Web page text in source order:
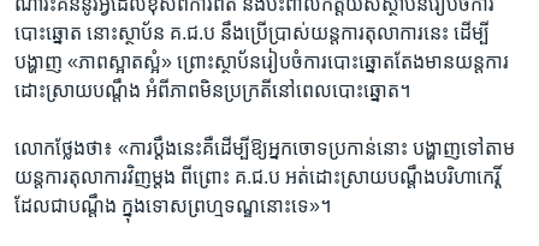
បោះឆ្នោត ​នោះ​ស្ថាប័​ន ​គ.ជ.ប នឹង​ប្រើ​ប្រាស់​យន្ត​ការ​តុលាការ​នេះ ដើម្បី
បង្ហាញ​ «​ភាព​ស្អាត​ស្អំ»​ ព្រោះ​ស្ថាប័ន​រៀប​ចំការ​បោះ​ឆ្នោត​តែង​មាន​យន្ត​ការ​
ដោះ​ស្រាយ​បណ្តឹង​ អំពី​ភាព​មិន​ប្រក្រតី​នៅ​ពេល​បោះ​ឆ្នោត​។
​លោក​ថ្លែង​ថា៖ ​«ការ​ប្តឹង​នេះ​គឺ​ដើម្បី​ឱ្យ​អ្នកចោទ​ប្រកាន់​នោះ បង្ហាញ​ទៅ​តាម​
យន្តការ​តុលាការ​វិញ​ម្តង​ ពីព្រោះ​ គ.ជ.ប អត់​ដោះស្រាយ​បណ្តឹង​បរិហា​កេរ្តិ៍
ដែលជា​បណ្តឹង​ ក្នុង​ទោស​ព្រហ្មទណ្ឌ​នោះទេ»។